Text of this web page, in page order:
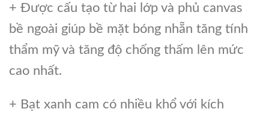
+ Được cấu tạo từ hai lớp và phủ canvas
bề ngoài giúp bề mặt bóng nhẵn tăng tính
thẩm mỹ và tăng độ chống thấm lên mức
cao nhất.
+ Bạt xanh cam có nhiều khổ với kích